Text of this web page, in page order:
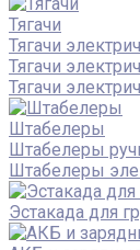
Тягачи
Тягачи
Тягачи
Тягачи
Штабелеры
Штабелеры
Штабелеры
Эстакада для